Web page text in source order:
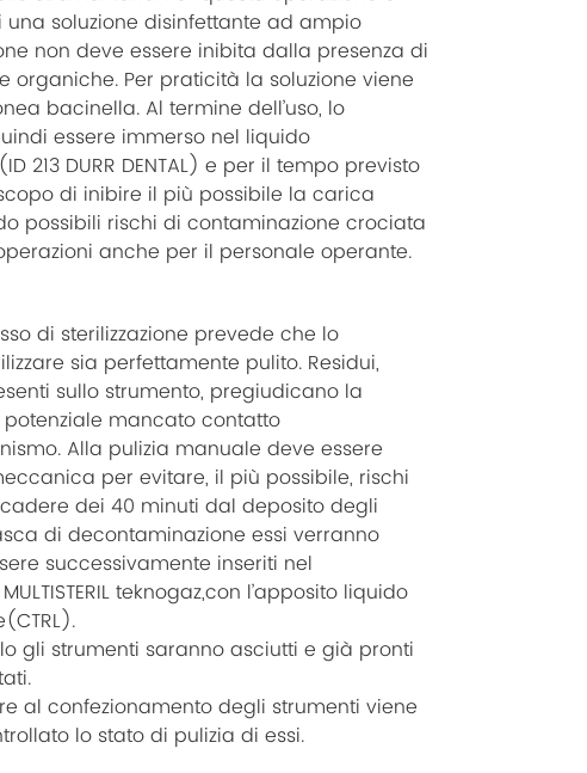
una soluzione disinfettante ad ampio
non deve essere inibita dalla presenza di
organiche. Per praticità la soluzione viene
bacinella. Al termine dell’uso, lo
essere immerso nel liquido
213 DURR DENTAL) e per il tempo previsto
di inibire il più possibile la carica
possibili rischi di contaminazione crociata
anche per il personale operante.
di sterilizzazione prevede che lo
sia perfettamente pulito. Residui,
sullo strumento, pregiudicano la
potenziale mancato contatto
Alla pulizia manuale deve essere
per evitare, il più possibile, rischi
dei 40 minuti dal deposito degli
di decontaminazione essi verranno
successivamente inseriti nel
teknogaz,con l’apposito liquido
gli strumenti saranno asciutti e già pronti
al confezionamento degli strumenti viene
lo stato di pulizia di essi.